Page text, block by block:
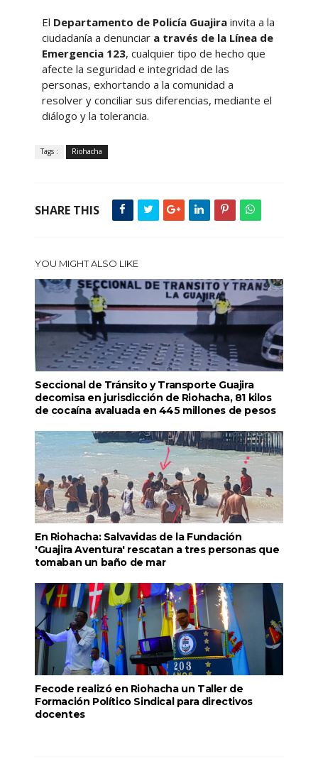
El Departamento de Policía Guajirainvita a la
ciudadanía a denunciar a través de la Línea de
Emergencia 123, cualquier tipo de hecho que
afecte la seguridad e integridad de las
personas, exhortando a la comunidad a
resolver y conciliar sus diferencias, mediante el
diálogo y la tolerancia.
Tags : Riohacha
SHARE THIS
YOU MIGHT ALSO LIKE
Seccional de Tránsito y Transporte Guajira
decomisa en jurisdicción de Riohacha, 81 kilos
de cocaína avaluada en 445 millones de pesos
En Riohacha: Salvavidas de la Fundación
'Guajira Aventura' rescatan a tres personas que
tomaban un baño de mar
Fecode realizó en Riohacha un Taller de
Formación Político Sindical para directivos
docentes